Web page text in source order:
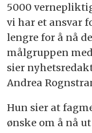
5000
vi har et ansvar
lengre for å nå
målgruppen
sier
Andrea
Hun sier at
ønske om å nå